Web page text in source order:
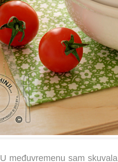
U međuvremenu sam